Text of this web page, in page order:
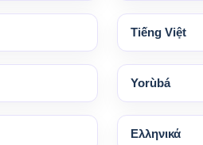
Tiếng Việt
Yorùbá
Ελληνικά